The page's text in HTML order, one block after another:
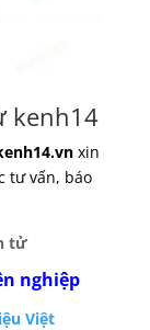
kenh14
xin
tư vấn, báo
tử
nghiệp
Việt